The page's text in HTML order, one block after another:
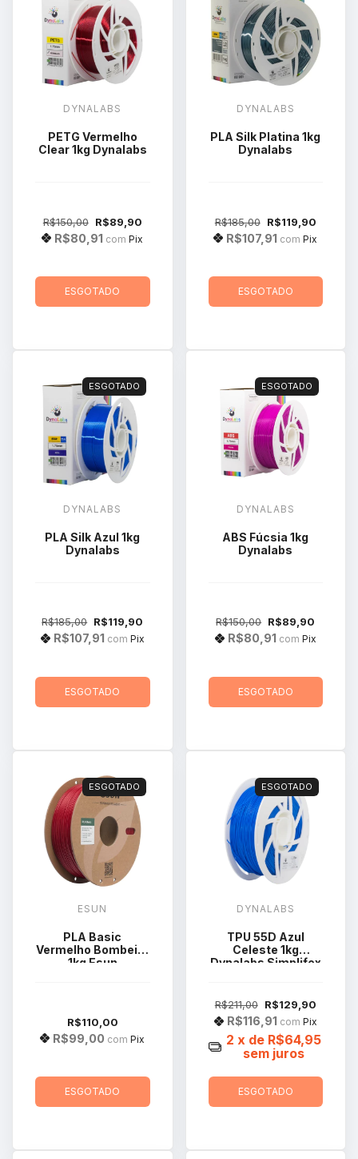
DYNALABS
PETG Vermelho
Clear 1kg Dynalabs
R$150,00 R$89,90
R$80,91 com Pix
ESGOTADO
DYNALABS
PLA Silk Platina 1kg
Dynalabs
R$185,00 R$119,90
R$107,91 com Pix
ESGOTADO
ESGOTADO
DYNALABS
PLA Silk Azul 1kg
Dynalabs
R$185,00 R$119,90
R$107,91 com Pix
ESGOTADO
ESGOTADO
DYNALABS
ABS Fúcsia 1kg
Dynalabs
R$150,00 R$89,90
R$80,91 com Pix
ESGOTADO
ESGOTADO
ESUN
PLA Basic
Vermelho Bombeiro
1kg Esun
R$110,00
R$99,00 com Pix
ESGOTADO
ESGOTADO
DYNALABS
TPU 55D Azul
Celeste 1kg
Dynalabs Simplifex
R$211,00 R$129,90
R$116,91 com Pix
2 x de R$64,95
sem juros
ESGOTADO